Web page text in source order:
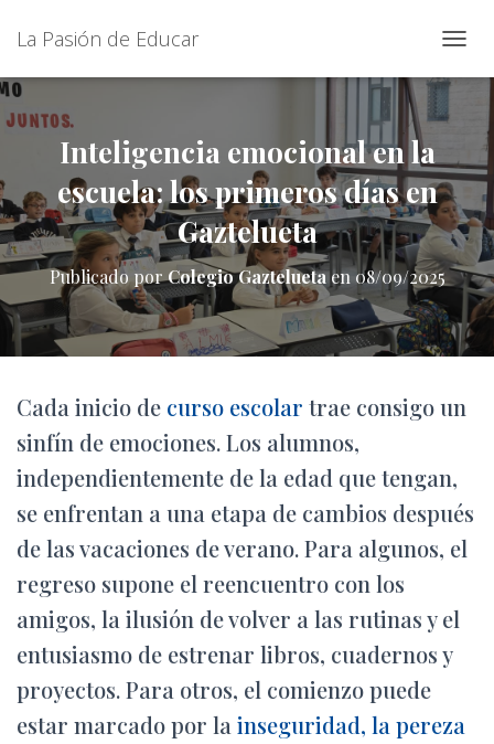
La Pasión de Educar
A
A
R
M
O
D
O
D
N
A
G
Ó
N
Inteligencia emocional en la
escuela: los primeros días en
Gaztelueta
Publicado porColegio Gazteluetaen 08/09/2025
Cada inicio de curso escolar trae consigo un
sinfín de emociones. Los alumnos,
independientemente de la edad que tengan,
se enfrentan a una etapa de cambios después
de las vacaciones de verano. Para algunos, el
regreso supone el reencuentro con los
amigos, la ilusión de volver a las rutinas y el
entusiasmo de estrenar libros, cuadernos y
proyectos. Para otros, el comienzo puede
estar marcado por la inseguridad, la pereza